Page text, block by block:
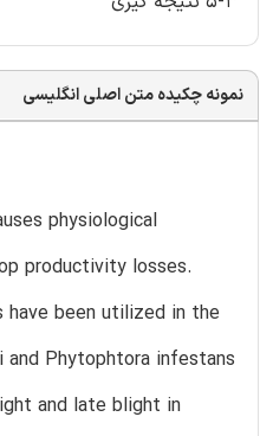
نمونه چکیده متن اصلی انگلیسی
physiological
productivity losses.
have been utilized in the
Phytophtora infestans
and late blight in